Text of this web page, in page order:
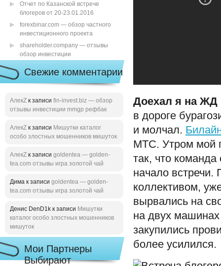
Отчет по Казанской встрече
блогеров от 20-23.01.2016
forexbinar.com — обзор частного
инвестиционного проекта
shareholder.company — отзывы
обзор инвестиции
Свежие комментарии
АлекZ к записи fin-invest.biz — обзор
отзывы инвестиции mmgp рефбак
АлекZ к записи Мишутки каталог
особо злостных мошенников мишуток
АлекZ к записи goldentea — golden-
tea.com отзывы игра золотой чай
Дима к записи goldentea — golden-
tea.com отзывы игра золотой чай
Денис DenD1k к записи Мишутки
каталог особо злостных мошенников
мишуток
Мои Партнеры
Выбирают
Доехал я на ЖД
в дороге
и молчал.
МТС. Утром мой
так, что
начало
коллективом,
вырвались на
на двух машинах
закупились
более усилился.